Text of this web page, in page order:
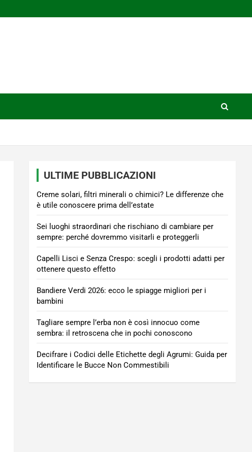
ULTIME PUBBLICAZIONI
Creme solari, filtri minerali o chimici? Le differenze che
è utile conoscere prima dell’estate
Sei luoghi straordinari che rischiano di cambiare per
sempre: perché dovremmo visitarli e proteggerli
Capelli Lisci e Senza Crespo: scegli i prodotti adatti per
ottenere questo effetto
Bandiere Verdi 2026: ecco le spiagge migliori per i
bambini
Tagliare sempre l’erba non è così innocuo come
sembra: il retroscena che in pochi conoscono
Decifrare i Codici delle Etichette degli Agrumi: Guida per
Identificare le Bucce Non Commestibili